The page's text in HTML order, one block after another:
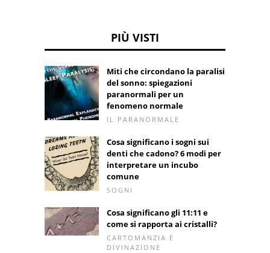
PIÙ VISTI
Miti che circondano la paralisi
del sonno: spiegazioni
paranormali per un
fenomeno normale
IL PARANORMALE
Cosa significano i sogni sui
denti che cadono? 6 modi per
interpretare un incubo
comune
SOGNI
Cosa significano gli 11:11 e
come si rapporta ai cristalli?
CARTOMANZIA E
DIVINAZIONE